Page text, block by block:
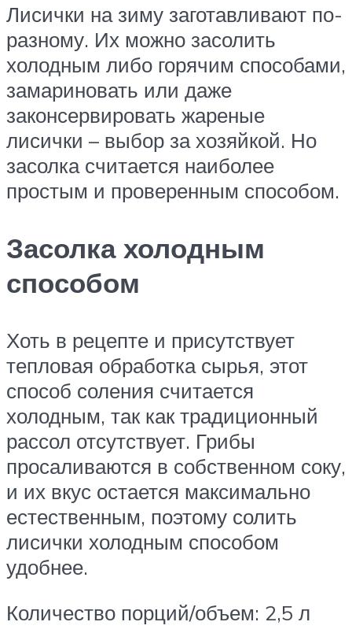
Лисички на зиму заготавливают по-
разному. Их можно засолить
холодным либо горячим способами,
замариновать или даже
законсервировать жареные
лисички – выбор за хозяйкой. Но
засолка считается наиболее
простым и проверенным способом.
Засолка холодным
способом
Хоть в рецепте и присутствует
тепловая обработка сырья, этот
способ соления считается
холодным, так как традиционный
рассол отсутствует. Грибы
просаливаются в собственном соку,
и их вкус остается максимально
естественным, поэтому солить
лисички холодным способом
удобнее.
Количество порций/объем: 2,5 л